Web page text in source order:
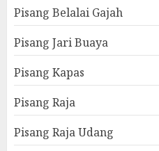
Pisang Belalai Gajah
Pisang Jari Buaya
Pisang Kapas
Pisang Raja
Pisang Raja Udang